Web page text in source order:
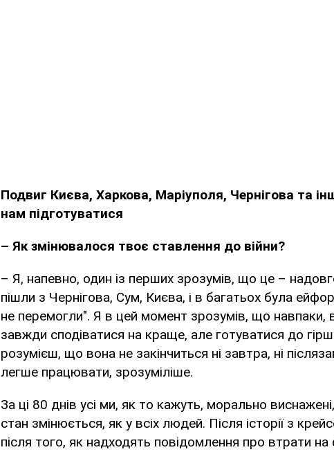
Подвиг Києва, Харкова, Маріуполя, Чернігова та
нам підготуватися
– Як змінювалося твоє ставлення до війни?
– Я, напевно, один із перших зрозумів, що це –
пішли з Чернігова, Сум, Києва, і в багатьох була
не перемогли". Я в цей момент зрозумів, що навпаки,
завжди сподіватися на краще, але готуватися до
розумієш, що вона не закінчиться ні завтра, ні
легше працювати, зрозуміліше.
За ці 80 днів усі ми, як то кажуть, морально
стан змінюється, як у всіх людей. Після історії з
після того, як надходять повідомлення про втрати